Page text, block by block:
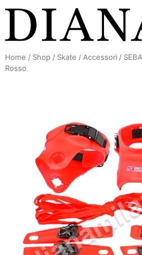
contenuto
Home / Shop / Skate / Accessori /
Rosso